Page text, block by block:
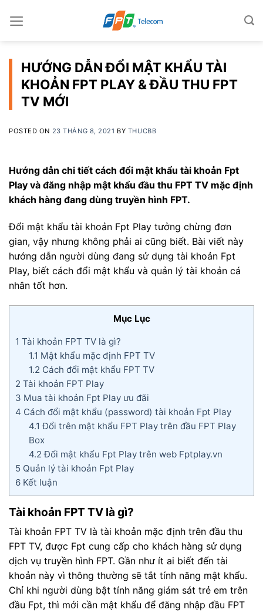
HƯỚNG DẪN ĐỔI MẬT KHẨU TÀI
KHOẢN FPT PLAY & ĐẦU THU FPT
TV MỚI
POSTED ON 23 THÁNG 8, 2021 BY THUCBB
Hướng dẫn chi tiết cách đổi mật khẩu tài khoản Fpt
Play và đăng nhập mật khẩu đầu thu FPT TV mặc định
khách hàng đang dùng truyền hình FPT.
Đổi mật khẩu tài khoản Fpt Play tưởng chừng đơn
gian, vậy nhưng không phải ai cũng biết. Bài viết này
hướng dẫn người dùng đang sử dụng tài khoản Fpt
Play, biết cách đổi mật khẩu và quản lý tài khoản cá
nhân tốt hơn.
Mục Lục
1 Tài khoản FPT TV là gì?
1.1 Mật khẩu mặc định FPT TV
1.2 Cách đổi mật khẩu FPT TV
2 Tài khoản FPT Play
3 Mua tài khoản Fpt Play ưu đãi
4 Cách đổi mật khẩu (password) tài khoản Fpt Play
4.1 Đổi trên mật khẩu FPT Play trên đầu FPT Play
Box
4.2 Đổi mật khẩu Fpt Play trên web Fptplay.vn
5 Quản lý tài khoản Fpt Play
6 Kết luận
Tài khoản FPT TV là gì?
Tài khoản FPT TV là tài khoản mặc định trên đầu thu
FPT TV, được Fpt cung cấp cho khách hàng sử dụng
dịch vụ truyền hình FPT. Gần như ít ai biết đến tài
khoản này vì thông thường sẽ tắt tính năng mật khẩu.
Chỉ khi người dùng bật tính năng giám sát trẻ em trên
đầu Fpt, thì mới cần mật khẩu để đăng nhập đầu FPT